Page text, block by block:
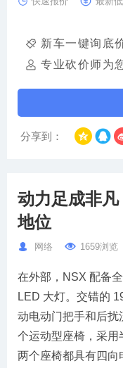
新车一键询底
专业砍价师为
分享到：
动力足成非
地位
网络 1659浏览
在外部，NSX 配备
LED 大灯。交错的
动电动门把手和后扰
个运动型座椅，采用
两个座椅都具有四向